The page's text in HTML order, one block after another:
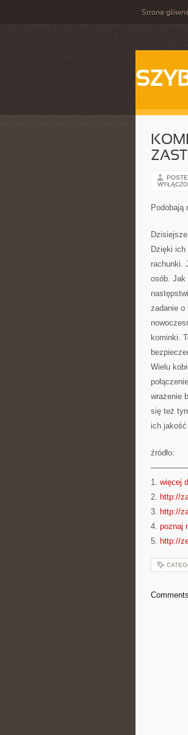
Strona
Podobają
Dzięki ich
rachunki.
osób. Jak
zadanie o
kominki.
Wielu
wrażenie
się też
ich
źródło:
1. więcej
2. http://
3. http://
4. poznaj
5. http://